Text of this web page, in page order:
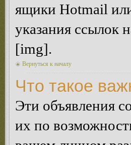
ящики Hotmail
указания ссылок
[img].
Вернуться к началу
Что такое
Эти объявления
их по